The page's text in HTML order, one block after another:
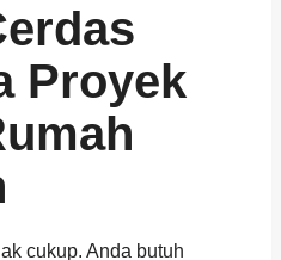
Proyek
cukup. Anda butuh